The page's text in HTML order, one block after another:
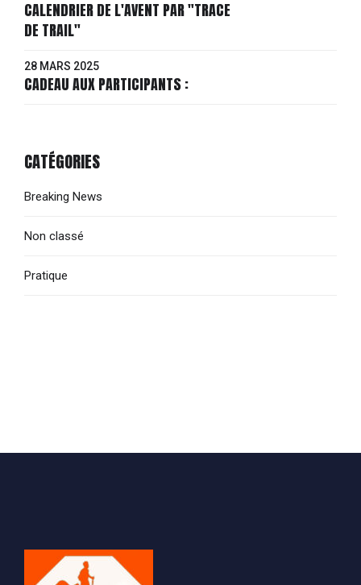
CALENDRIER DE L'AVENT PAR "TRACE
DE TRAIL"
28 MARS 2025
CADEAU AUX PARTICIPANTS :
CATÉGORIES
Breaking News
Non classé
Pratique